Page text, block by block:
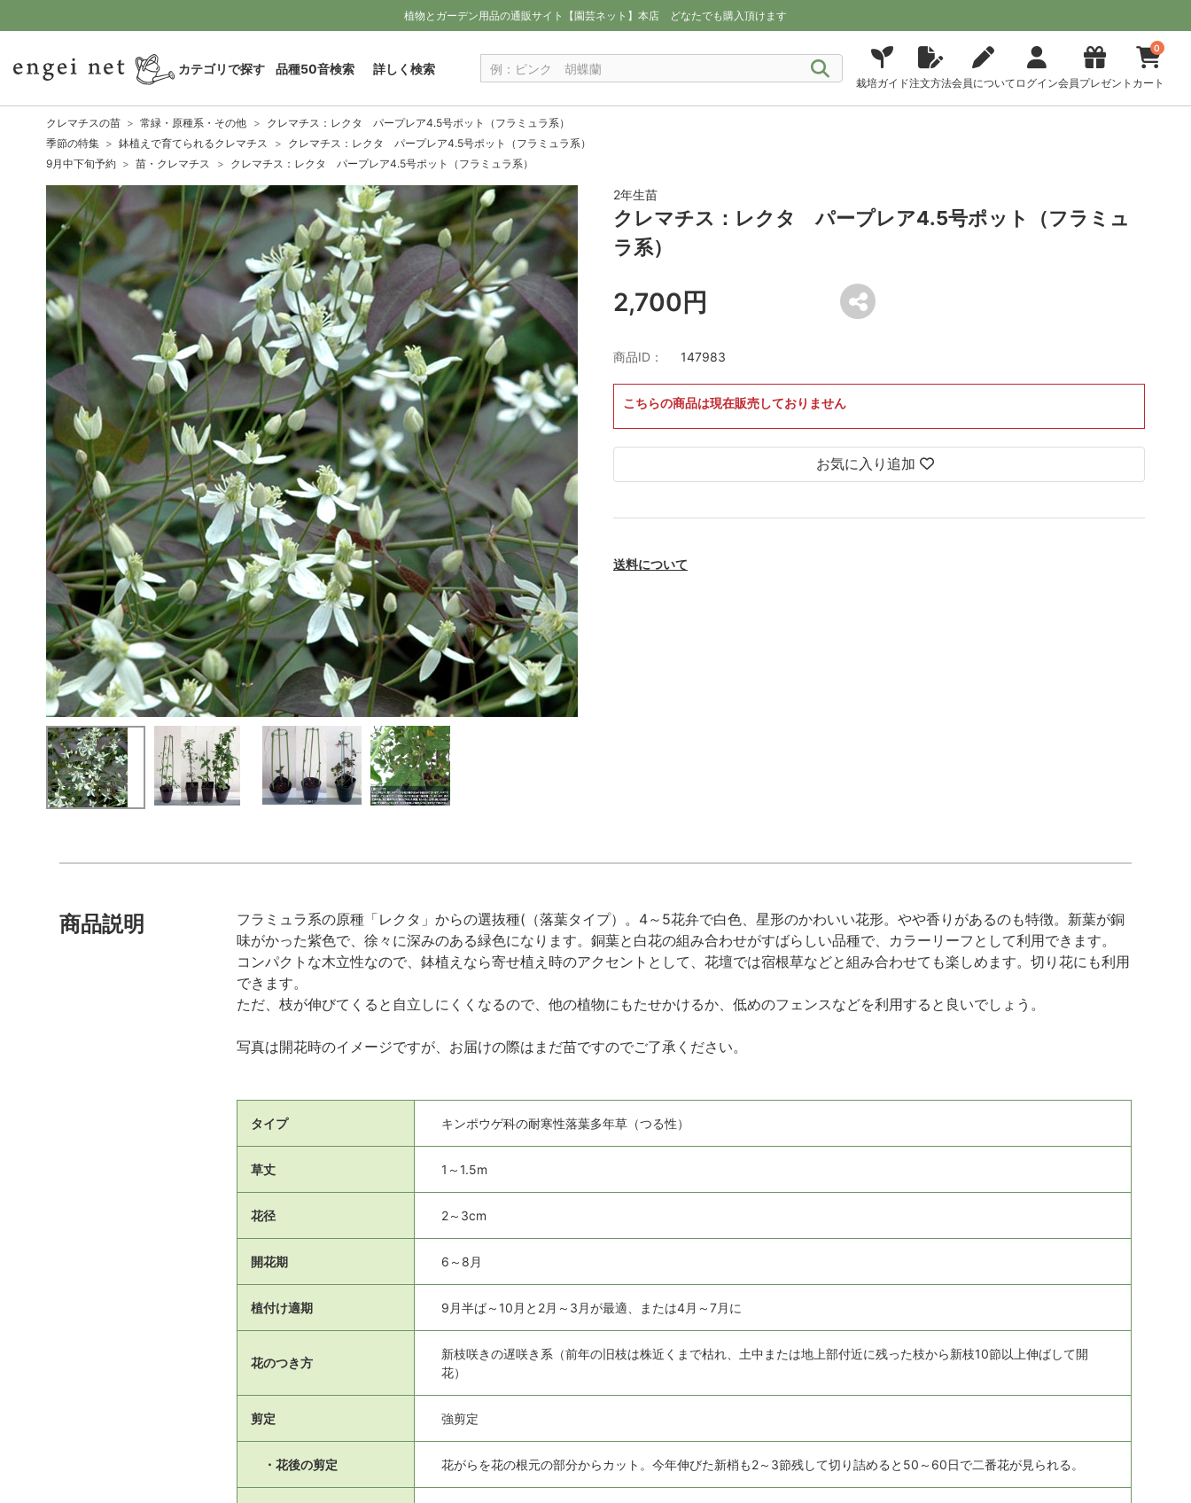
植物とガーデン用品の通販サイト【園芸ネット】本店 どなたでも購入頂けます
カテゴリで探す 品種50音検索 詳しく検索
栽培ガイド注文方法会員について ログイン会員プレゼント
0
カート
クレマチスの苗 常緑・原種系・その他
クレマチス：レクタ パープレア4.5号ポット（フラミュラ系）
季節の特集
鉢植えで育てられるクレマチス
クレマチス：レクタ パープレア4.5号ポット（フラミュラ系）
9月中下旬予約
苗・クレマチス クレマチス：レクタ パープレア4.5号ポット（フラミュラ系）
2年生苗
クレマチス：レクタ パープレア4.5号ポット（フラミュ
ラ系）
2,700円
商品ID： 147983
こちらの商品は現在販売しておりません
お気に入り追加
送料について
商品説明
フラミュラ系の原種「レクタ」からの選抜種(（落葉タイプ）。4～5花弁で白色、星形のかわいい花形。やや香りがあるのも特徴。新葉が銅
味がかった紫色で、徐々に深みのある緑色になります。銅葉と白花の組み合わせがすばらしい品種で、カラーリーフとして利用できます。
コンパクトな木立性なので、鉢植えなら寄せ植え時のアクセントとして、花壇では宿根草などと組み合わせても楽しめます。切り花にも利用
できます。
ただ、枝が伸びてくると自立しにくくなるので、他の植物にもたせかけるか、低めのフェンスなどを利用すると良いでしょう。
写真は開花時のイメージですが、お届けの際はまだ苗ですのでご了承ください。
タイプ キンポウゲ科の耐寒性落葉多年草（つる性）
草丈 1～1.5m
花径 2～3cm
開花期 6～8月
植付け適期 9月半ば～10月と2月～3月が最適、または4月～7月に
花のつき方
新枝咲きの遅咲き系（前年の旧枝は株近くまで枯れ、土中または地上部付近に残った枝から新枝10節以上伸ばして開
花）
剪定 強剪定
・花後の剪定 花がらを花の根元の部分からカット。今年伸びた新梢も2～3節残して切り詰めると50～60日で二番花が見られる。